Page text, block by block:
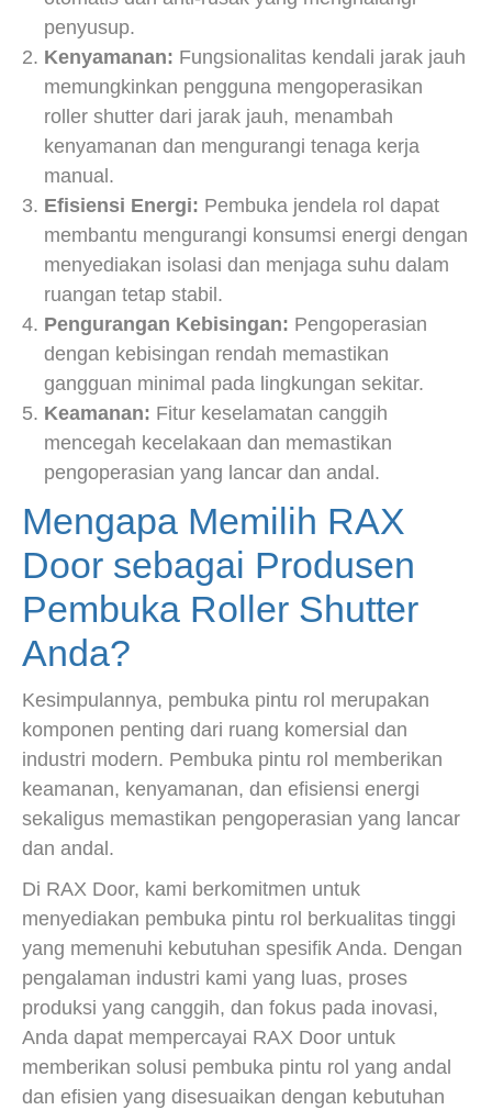
penyusup.
Kenyamanan: Fungsionalitas kendali jarak jauh
memungkinkan pengguna mengoperasikan
roller shutter dari jarak jauh, menambah
kenyamanan dan mengurangi tenaga kerja
manual.
Efisiensi Energi: Pembuka jendela rol dapat
membantu mengurangi konsumsi energi dengan
menyediakan isolasi dan menjaga suhu dalam
ruangan tetap stabil.
Pengurangan Kebisingan: Pengoperasian
dengan kebisingan rendah memastikan
gangguan minimal pada lingkungan sekitar.
Keamanan: Fitur keselamatan canggih
mencegah kecelakaan dan memastikan
pengoperasian yang lancar dan andal.
Mengapa Memilih RAX
Door sebagai Produsen
Pembuka Roller Shutter
Anda?
Kesimpulannya, pembuka pintu rol merupakan
komponen penting dari ruang komersial dan
industri modern. Pembuka pintu rol memberikan
keamanan, kenyamanan, dan efisiensi energi
sekaligus memastikan pengoperasian yang lancar
dan andal.
Di RAX Door, kami berkomitmen untuk
menyediakan pembuka pintu rol berkualitas tinggi
yang memenuhi kebutuhan spesifik Anda. Dengan
pengalaman industri kami yang luas, proses
produksi yang canggih, dan fokus pada inovasi,
Anda dapat mempercayai RAX Door untuk
memberikan solusi pembuka pintu rol yang andal
dan efisien yang disesuaikan dengan kebutuhan